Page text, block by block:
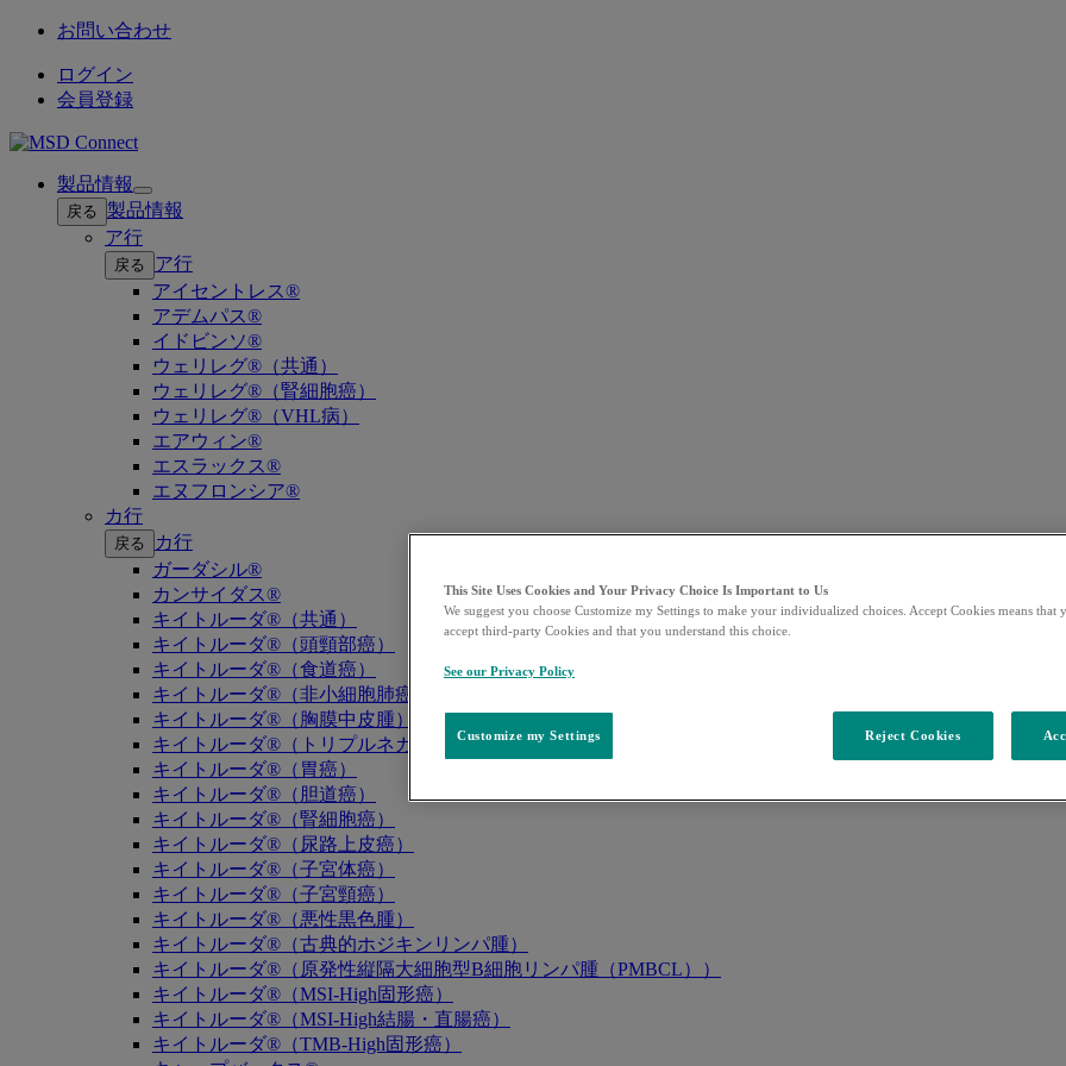
お問い合わせ
ログイン
会員登録
製品情報
Open
submenu
戻る 製品情報
ア行
戻る
ア行
アイセントレス®
アデムパス®
イドビンソ®
ウェリレグ®（共通）
ウェリレグ®（腎細胞癌）
ウェリレグ®（VHL病）
エアウィン®
エスラックス®
エヌフロンシア®
カ行
戻る
カ行
ガーダシル®
カンサイダス®
キイトルーダ®（共通）
キイトルーダ®（頭頸部癌）
キイトルーダ®（食道癌）
キイトルーダ®（非小細胞肺癌）
キイトルーダ®（胸膜中皮腫）
キイトルーダ®（トリプルネガティブ乳癌）
キイトルーダ®（胃癌）
キイトルーダ®（胆道癌）
キイトルーダ®（腎細胞癌）
キイトルーダ®（尿路上皮癌）
キイトルーダ®（子宮体癌）
キイトルーダ®（子宮頸癌）
キイトルーダ®（悪性黒色腫）
キイトルーダ®（古典的ホジキンリンパ腫）
キイトルーダ®（原発性縦隔大細胞型B細胞リンパ腫（PMBCL））
キイトルーダ®（MSI-High固形癌）
キイトルーダ®（MSI-High結腸・直腸癌）
キイトルーダ®（TMB-High固形癌）
This Site Uses Cookies and Your Privacy Choice Is Important to Us
We suggest you choose Customize my Settings to make your individualized choices. Accept Cookies means that
accept third-party Cookies and that you understand this choice.
See our Privacy Policy
Customize my Settings Reject Cookies